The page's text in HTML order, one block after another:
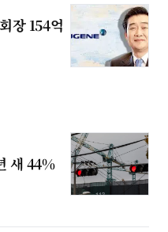
장 154억
새 44%